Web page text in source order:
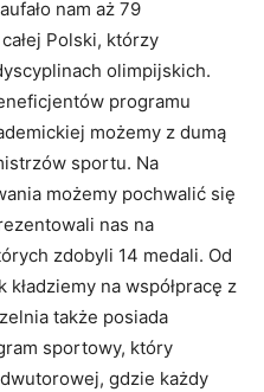
nam aż 79
Polski, którzy
olimpijskich.
programu
możemy z dumą
sportu. Na
możemy pochwalić się
nas na
zdobyli 14 medali. Od
na współpracę z
także posiada
sportowy, który
gdzie każdy